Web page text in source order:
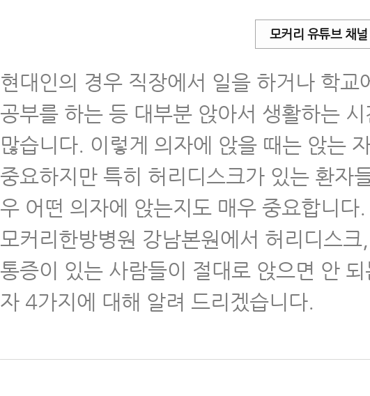
꼭 알아야 할 허리디스크 운동 불변의 법칙을 강
커리한방병원이 가르쳐드립니다.
허리디스크, 허리통증 환자에게 좋은 와이드 스
를 강남 모커리한방병원이 알려드립니다.
서울허리디스크병원, 아침에 허리아픈 디스크
꼭 해야 할 운동 4가지
서울척추병원, 허리디스크 환자가 꼭 피해야 할
자세 6가지
디스크신전운동, 협착증신전운동에 대한 바른
잘못하면 더 아픕니다.
모커리 유튜브 채널
현대인의 경우 직장에서 일을 하거나 학교
공부를 하는 등 대부분 앉아서 생활하는 시
많습니다. 이렇게 의자에 앉을 때는 앉는
중요하지만 특히 허리디스크가 있는 환자
우 어떤 의자에 앉는지도 매우 중요합니다.
모커리한방병원 강남본원에서 허리디스크,
통증이 있는 사람들이 절대로 앉으면 안 되
자 4가지에 대해 알려 드리겠습니다.